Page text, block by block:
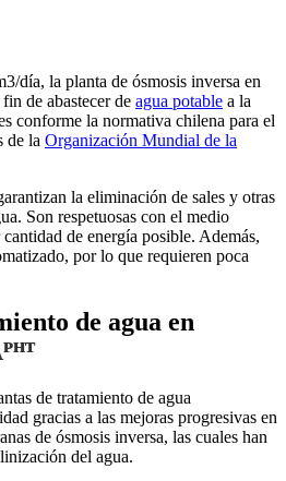
día, la planta de ósmosis inversa en
de abastecer de agua potable a la
conforme la normativa chilena para el
de la Organización Mundial de la
la eliminación de sales y otras
Son respetuosas con el medio
de energía posible. Además,
por lo que requieren poca
de agua en
de tratamiento de agua
gracias a las mejoras progresivas en
de ósmosis inversa, las cuales han
del agua.